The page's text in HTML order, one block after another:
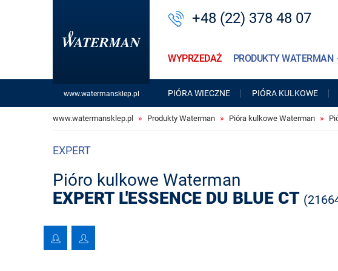
www.watermansklep.pl
+48 (22) 378 48 07
WYPRZEDAŻ PRODUKTY WATERMAN
PIÓRA WIECZNE PIÓRA KULKOWE
www.watermansklep.pl Produkty Waterman Pióra kulkowe Waterman
EXPERT
Pióro kulkowe Waterman
EXPERT L'ESSENCE DU BLUE CT